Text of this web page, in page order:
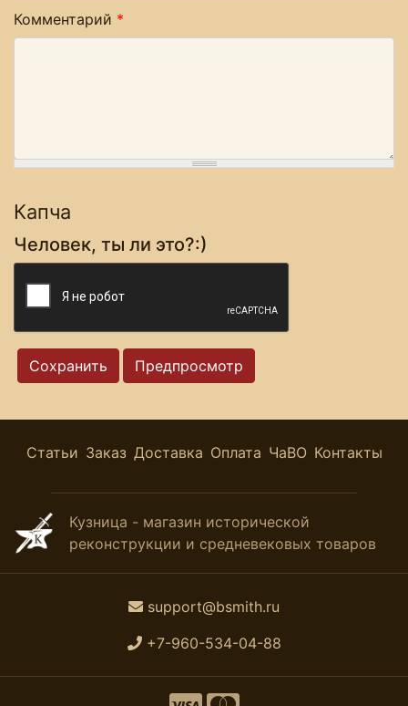
Комментарий *
Капча
Человек, ты ли это?:)
Статьи Заказ Доставка Оплата ЧаВО Контакты
Кузница - магазин исторической
реконструкции и средневековых товаров
support@bsmith.ru
+7-960-534-04-88